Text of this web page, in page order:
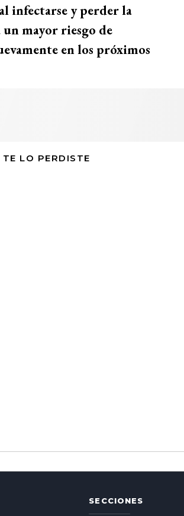
infectarse y perder la
mayor riesgo de
en los próximos
LO PERDISTE
SECCIONES